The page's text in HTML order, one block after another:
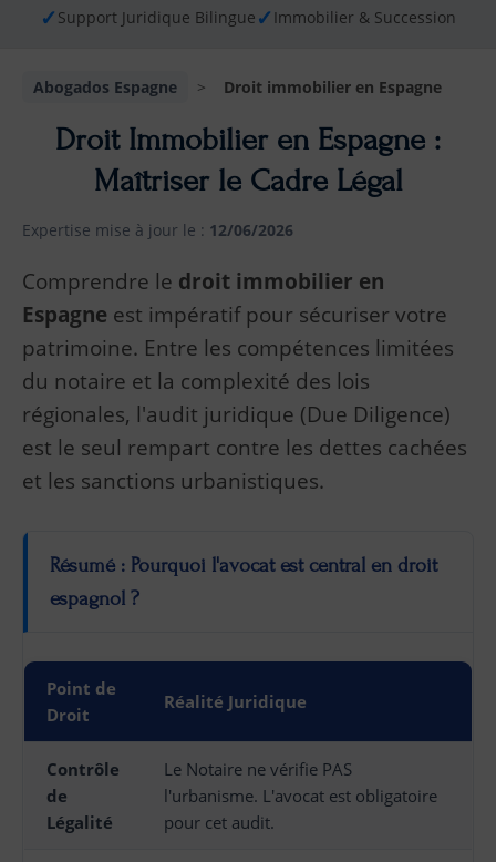
✓ Support Juridique Bilingue ✓ Immobilier & Succession
Abogados Espagne > Droit immobilier en Espagne
Droit Immobilier en Espagne :
Maîtriser le Cadre Légal
Expertise mise à jour le : 12/06/2026
Comprendre le droit immobilier en
Espagne est impératif pour sécuriser votre
patrimoine. Entre les compétences limitées
du notaire et la complexité des lois
régionales, l'audit juridique (Due Diligence)
est le seul rempart contre les dettes cachées
et les sanctions urbanistiques.
Résumé : Pourquoi l'avocat est central en droit
espagnol ?
Point de
Droit
Réalité Juridique
Contrôle
de
Légalité
Le Notaire ne vérifie PAS
l'urbanisme. L'avocat est obligatoire
pour cet audit.